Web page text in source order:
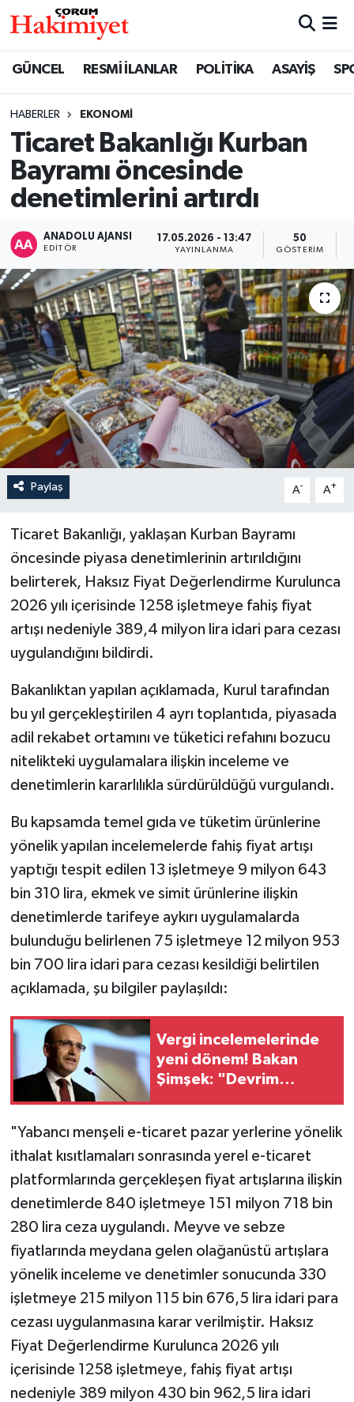
GÜNCEL RESMİ İLANLAR POLİTİKA ASAYİŞ
HABERLER EKONOMİ
Ticaret Bakanlığı Kurban
Bayramı öncesinde
denetimlerini artırdı
ANADOLU AJANSI
EDITÖR
17.05.2026 - 13:47
YAYINLANMA
50
GÖSTERIM
Paylaş A- A+
Ticaret Bakanlığı, yaklaşan Kurban Bayramı
öncesinde piyasa denetimlerinin artırıldığını
belirterek, Haksız Fiyat Değerlendirme Kurulunca
2026 yılı içerisinde 1258 işletmeye fahiş fiyat
artışı nedeniyle 389,4 milyon lira idari para cezası
uygulandığını bildirdi.
Bakanlıktan yapılan açıklamada, Kurul tarafından
bu yıl gerçekleştirilen 4 ayrı toplantıda, piyasada
adil rekabet ortamını ve tüketici refahını bozucu
nitelikteki uygulamalara ilişkin inceleme ve
denetimlerin kararlılıkla sürdürüldüğü vurgulandı.
Bu kapsamda temel gıda ve tüketim ürünlerine
yönelik yapılan incelemelerde fahiş fiyat artışı
yaptığı tespit edilen 13 işletmeye 9 milyon 643
bin 310 lira, ekmek ve simit ürünlerine ilişkin
denetimlerde tarifeye aykırı uygulamalarda
bulunduğu belirlenen 75 işletmeye 12 milyon 953
bin 700 lira idari para cezası kesildiği belirtilen
açıklamada, şu bilgiler paylaşıldı:
Vergi incelemelerinde
yeni dönem! Bakan
Şimşek: "Devrim
"Yabancı menşeli e-ticaret pazar yerlerine yönelik
ithalat kısıtlamaları sonrasında yerel e-ticaret
platformlarında gerçekleşen fiyat artışlarına ilişkin
denetimlerde 840 işletmeye 151 milyon 718 bin
280 lira ceza uygulandı. Meyve ve sebze
fiyatlarında meydana gelen olağanüstü artışlara
yönelik inceleme ve denetimler sonucunda 330
işletmeye 215 milyon 115 bin 676,5 lira idari para
cezası uygulanmasına karar verilmiştir. Haksız
Fiyat Değerlendirme Kurulunca 2026 yılı
içerisinde 1258 işletmeye, fahiş fiyat artışı
nedeniyle 389 milyon 430 bin 962,5 lira idari
SAĞLIK
ASAYİŞ
AKTÜEL
EĞİTİM
İLÇELER
OTOPARK
TEKNOLOJİ
Nöbetçi Eczaneler
Çorum Namaz Vakitleri
Trafik Durumu
Son Dakika Haberleri
Haber Arşivi